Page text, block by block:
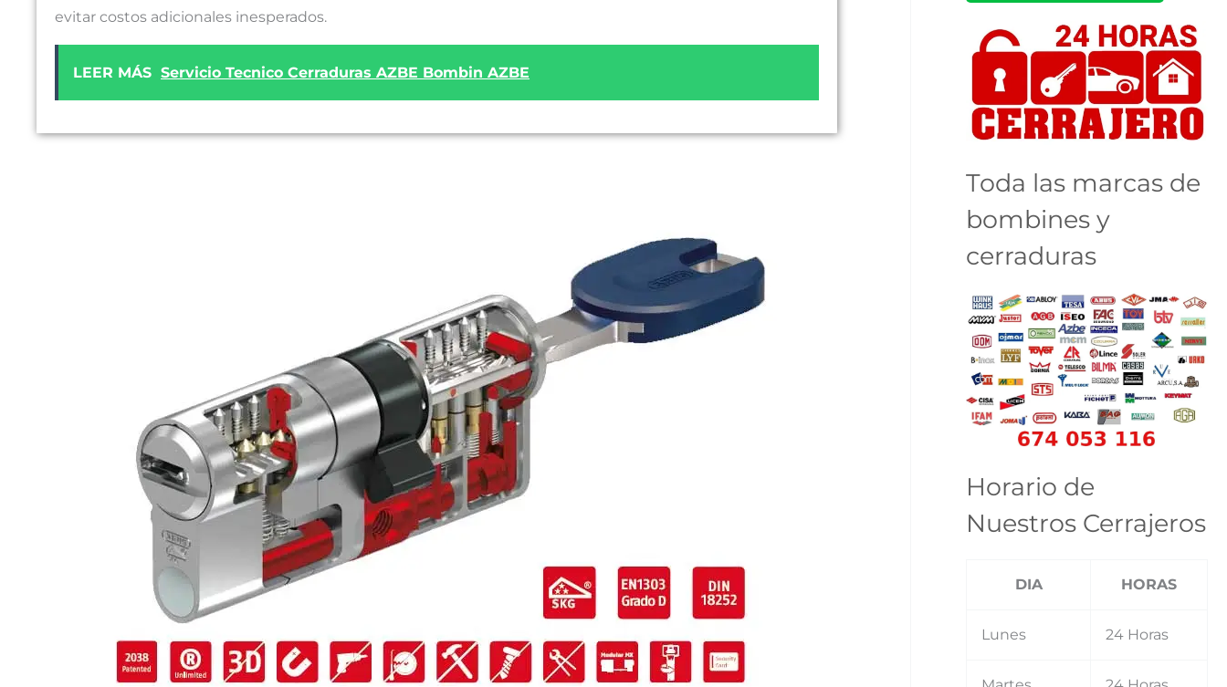
evitar costos adicionales inesperados.
LEER MÁS Servicio Tecnico Cerraduras AZBE Bombin AZBE
Toda las marcas de
bombines y
cerraduras
Horario de
Nuestros Cerrajeros
DIA HORAS
Lunes 24 Horas